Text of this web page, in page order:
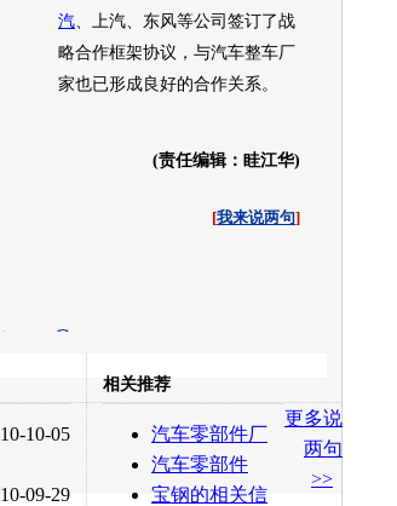
汽 、上汽、东风等公司签订了战
略合作框架协议，与汽车整车厂
家也已形成良好的合作关系。
(责任编辑：眭江华)
[我来说两句]
转发至： 白社会 百度i贴吧
10-10-05
10-09-29
相关推荐
汽车零部件厂
汽车零部件
宝钢的相关信
更多说
两句
>>